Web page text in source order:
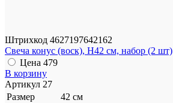
Штрихкод 4627197642162
Свеча конус (воск), H42 см, набор (2 шт)
Цена 479
В корзину
Артикул 27
Размер
42 см